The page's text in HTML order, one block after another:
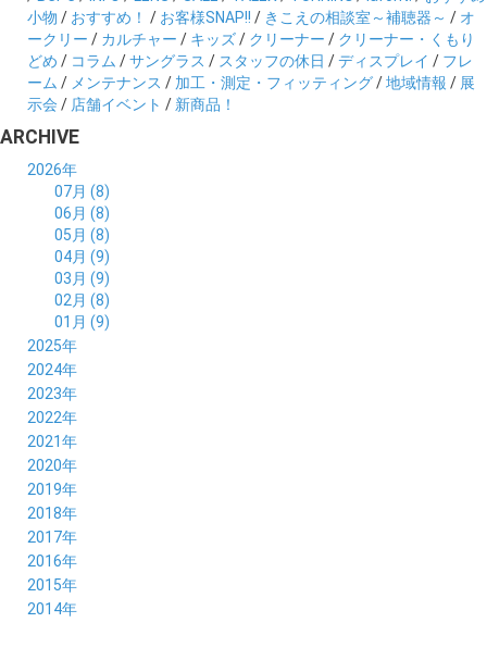
小物 / おすすめ！ / お客様SNAP!! / きこえの相談室～補聴器～ / オ
ークリー / カルチャー / キッズ/ クリーナー / クリーナー・くもり
どめ / コラム /サングラス / スタッフの休日 /ディスプレイ / フレ
ーム / メンテナンス / 加工・測定・フィッティング/地域情報 / 展
示会 / 店舗イベント / 新商品！
ARCHIVE
2026年
07月 (8)
06月 (8)
05月 (8)
04月 (9)
03月 (9)
02月 (8)
01月 (9)
2025年
12月 (10)
11月 (8)
10月 (8)
09月 (8)
08月 (9)
07月 (7)
06月 (9)
05月 (8)
04月 (8)
03月 (9)
02月 (8)
01月 (8)
2024年
12月 (8)
11月 (9)
10月 (8)
09月 (9)
08月 (7)
07月 (8)
06月 (8)
05月 (8)
04月 (8)
03月 (8)
02月 (9)
2023年
12月 (8)
11月 (8)
10月 (8)
09月 (8)
08月 (9)
07月 (9)
06月 (8)
05月 (9)
04月 (9)
03月 (8)
2022年
12月 (9)
11月 (5)
10月 (4)
09月 (5)
08月 (4)
07月 (4)
06月 (5)
05月 (5)
04月 (2)
2021年
12月 (6)
11月 (4)
10月 (3)
09月 (7)
08月 (5)
07月 (4)
06月 (6)
05月 (6)
2020年
12月 (3)
11月 (6)
10月 (7)
09月 (7)
08月 (5)
07月 (5)
06月 (7)
2019年
12月 (9)
11月 (5)
10月 (7)
09月 (11)
08月 (6)
07月 (5)
2018年
12月 (6)
11月 (7)
10月 (6)
09月 (8)
08月 (4)
2017年
12月 (6)
11月 (4)
10月 (5)
2016年
12月 (7)
11月 (4)
2015年
12月 (6)
2014年